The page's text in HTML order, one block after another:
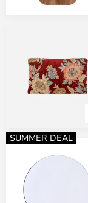
SUMMER DEAL